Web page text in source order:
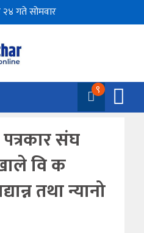
गते सोमवार
९
संघ
वि क
तथा न्यानो